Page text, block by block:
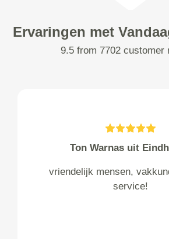
Ervaringen met
9.5 from 7702 customer
Ton Warnas uit
vriendelijk mensen,
service!